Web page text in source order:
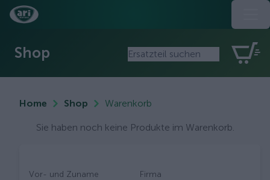
Shop
Home Shop Warenkorb
Sie haben noch keine Produkte im Warenkorb.
Vor- und Zuname Firma